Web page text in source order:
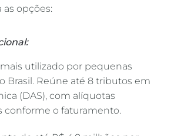
as opções:
utilizado por pequenas
Brasil. Reúne até 8 tributos em
(DAS), com alíquotas
conforme o faturamento.